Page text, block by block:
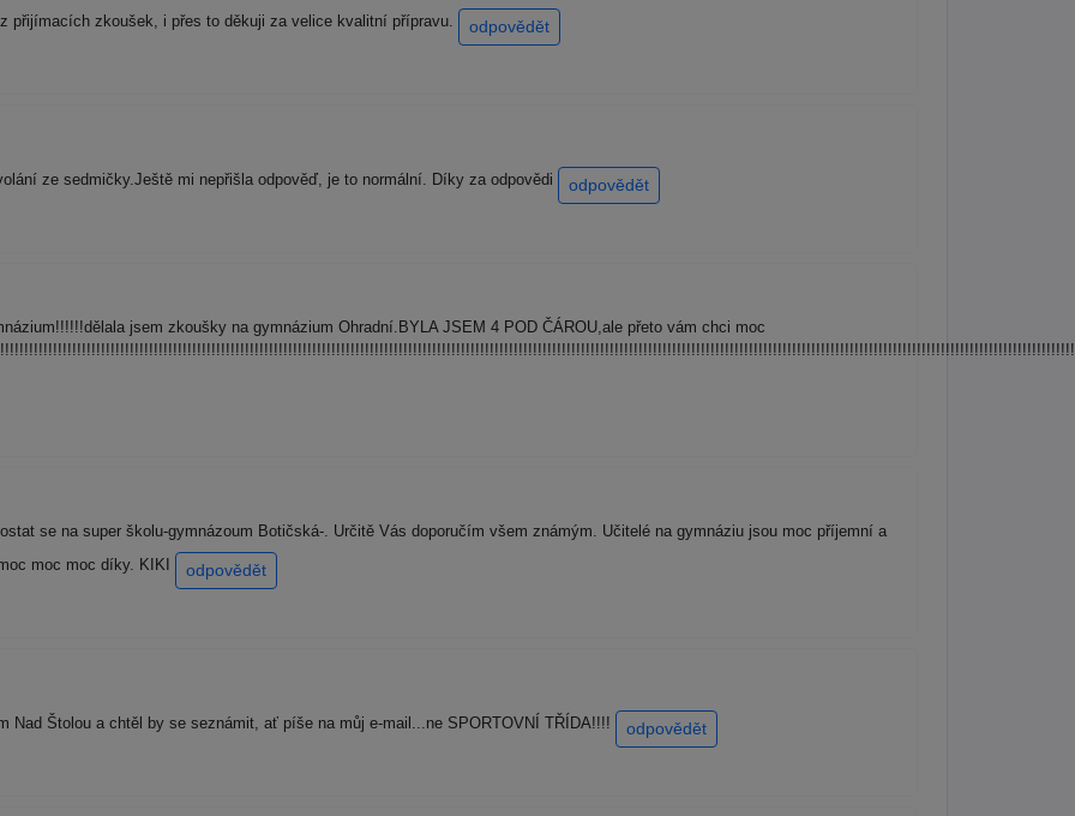
přijímacích zkoušek, i přes to děkuji za velice kvalitní přípravu. odpovědět
ze sedmičky.Ještě mi nepřišla odpověď, je to normální. Díky za odpovědi odpovědět
jsem zkoušky na gymnázium Ohradní.BYLA JSEM 4 POD ČÁROU,ale přeto vám chci moc
se na super školu-gymnázoum Botičská-. Určitě Vás doporučím všem známým. Učitelé na gymnáziu jsou moc příjemní a
moc moc díky. KIKI
odpovědět
Nad Štolou a chtěl by se seznámit, ať píše na můj e-mail...ne SPORTOVNÍ TŘÍDA!!!! odpovědět